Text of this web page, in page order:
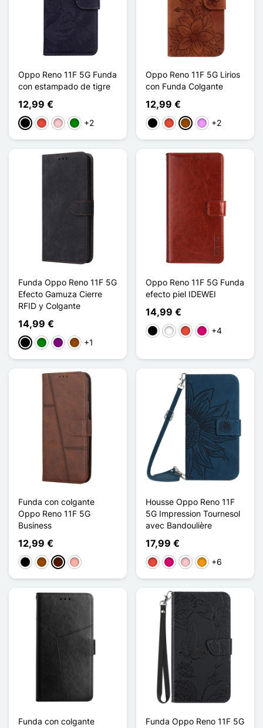
Oppo Reno 11F 5G Funda
con estampado de tigre
12,99 €
NegroRojoRosaVerde
+2
Oppo Reno 11F 5G Lirios
con Funda Colgante
12,99 €
NegroRojoMarrónMorado claro
+2
Funda Oppo Reno 11F 5G
Efecto Gamuza Cierre
RFID y Colgante
14,99 €
NegroVerdePúrpuraMarrón
+1
Oppo Reno 11F 5G Funda
efecto piel IDEWEI
14,99 €
NegroBlancoRojoMagenta
+4
Funda con colgante
Oppo Reno 11F 5G
Business
12,99 €
NegroMarrónMarrón oscuro
Oro rosa
Housse Oppo Reno 11F
5G Impression Tournesol
avec Bandoulière
17,99 €
RojoMagenta
RosaNaranja
+6
Funda con colgante
Funda Oppo Reno 11F 5G